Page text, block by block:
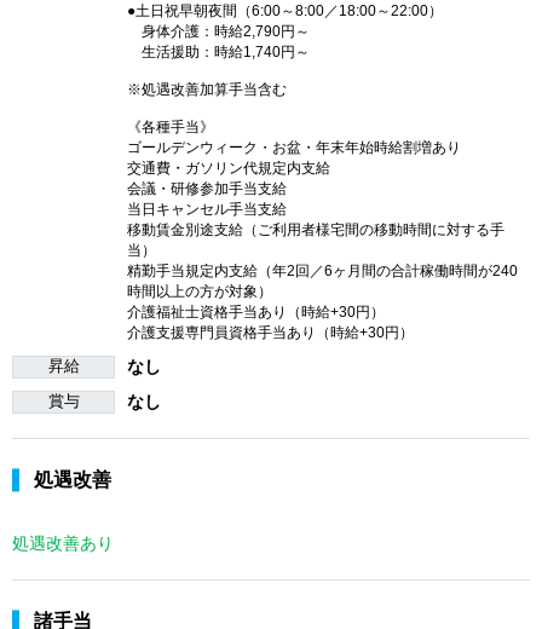
●土日祝早朝夜間（6:00～8:00／18:00～22:00）
身体介護：時給2,790円～
生活援助：時給1,740円～
※処遇改善加算手当含む
《各種手当》
ゴールデンウィーク・お盆・年末年始時給割増あり
交通費・ガソリン代規定内支給
会議・研修参加手当支給
当日キャンセル手当支給
移動賃金別途支給（ご利用者様宅間の移動時間に対する手
当）
精勤手当規定内支給（年2回／6ヶ月間の合計稼働時間が240
時間以上の方が対象）
介護福祉士資格手当あり（時給+30円）
介護支援専門員資格手当あり（時給+30円）
昇給 なし
賞与 なし
処遇改善
処遇改善あり
諸手当